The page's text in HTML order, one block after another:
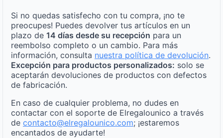
Si no quedas satisfecho con tu compra, ¡no te
preocupes! Puedes devolver tus artículos en un
plazo de 14 días desde su recepción para un
reembolso completo o un cambio. Para más
información, consulta nuestra política de devolución.
Excepción para productos personalizados: solo se
aceptarán devoluciones de productos con defectos
de fabricación.
En caso de cualquier problema, no dudes en
contactar con el soporte de Elregalounico a través
de contacto@elregalounico.com; ¡estaremos
encantados de ayudarte!